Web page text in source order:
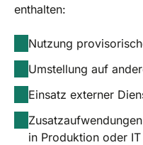
enthalten:
Nutzung
Umstellung auf
Einsatz externer
in Produktion oder IT